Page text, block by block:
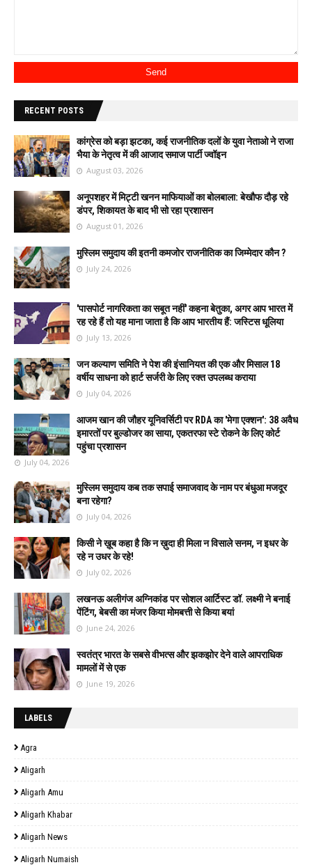
RECENT POSTS
कांग्रेस को बड़ा झटका, कई राजनीतिक दलों के युवा नेताओ ने राजा
भैया के नेतृत्व में की आजाद समाज पार्टी ज्वॉइन
August 03, 2026
अनूपशहर में मिट्टी खनन माफियाओं का बोलबाला: बेखौफ दौड़ रहे
डंपर, शिकायत के बाद भी सो रहा प्रशासन
August 01, 2026
मुस्लिम समुदाय की इतनी कमजोर राजनीतिक का जिम्मेदार कौन ?
July 24, 2026
'पासपोर्ट नागरिकता का सबूत नहीं' कहना बेतुका, अगर आप भारत में
रह रहे हैं तो यह माना जाता है कि आप भारतीय हैं: जस्टिस धूलिया
July 13, 2026
जन कल्याण समिति ने पेश की इंसानियत की एक और मिसाल 18
वर्षीय साधना को हार्ट सर्जरी के लिए रक्त उपलब्ध कराया
July 04, 2026
आजम खान की जौहर यूनिवर्सिटी पर RDA का 'मेगा एक्शन': 38 अवैध
इमारतों पर बुल्डोजर का साया, एकतरफा स्टे रोकने के लिए कोर्ट
पहुंचा प्रशासन
July 04, 2026
मुस्लिम समुदाय कब तक सपाई समाजवाद के नाम पर बंधुआ मजदूर
बना रहेगा?
July 04, 2026
किसी ने ख़ूब कहा है कि न ख़ुदा ही मिला न विसाले सनम, न इधर के
रहे न उधर के रहे!
July 02, 2026
लखनऊ अलीगंज अग्निकांड पर सोशल आर्टिस्ट डॉ. लक्ष्मी ने बनाई
पेंटिंग, बेबसी का मंजर किया मोमबत्ती से किया बयां
June 24, 2026
स्वतंत्र भारत के सबसे वीभत्स और झकझोर देने वाले आपराधिक
मामलों में से एक
June 19, 2026
LABELS
Agra
Aligarh
Aligarh Amu
Aligarh Khabar
Aligarh News
Aligarh Numaish